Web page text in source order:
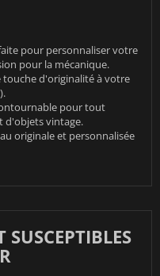
pour personnaliser votre
pour la mécanique.
touche d'originalité à votre
pour tout
d'objets vintage.
originale et personnalisée
SUSCEPTIBLES